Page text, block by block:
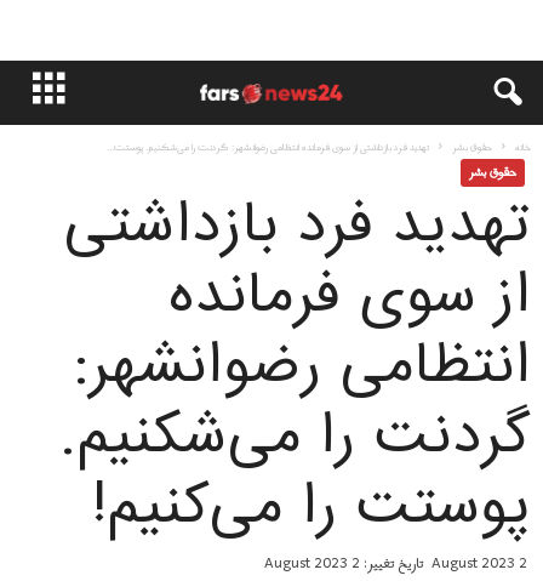
خانه حقوق بشر تهدید فرد بازداشتى از سوى فرمانده انتظامی رضوانشهر: گردنت را می‌شکنیم. پوستت...
حقوق بشر
تهدید فرد بازداشتى
از سوى فرمانده
انتظامی رضوانشهر:
گردنت را می‌شکنیم.
پوستت را می‌کنیم!
2 August 2023 تاریخ تغییر: 2 August 2023